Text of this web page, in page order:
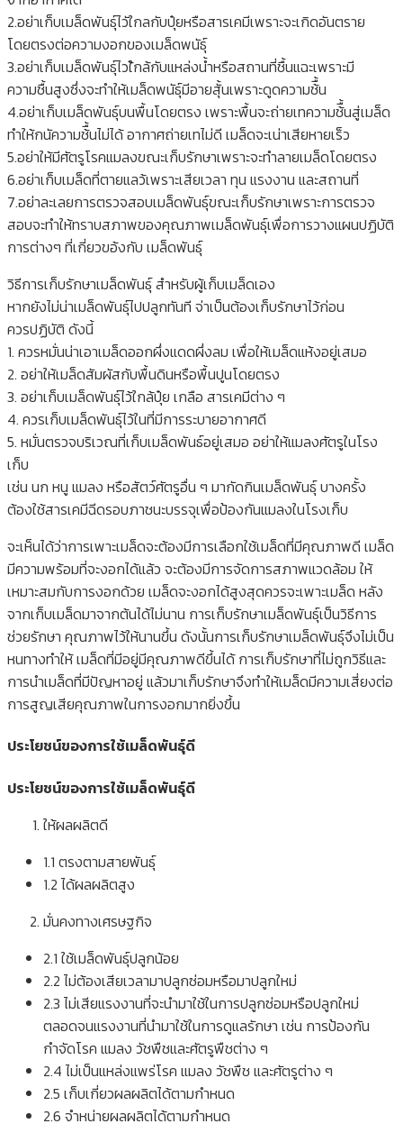
2.อย่าเก็บเมล็ดพันธุ์ไวัใกลกับปุ๋ยหรือสารเคมีเพราะจะเกิดอันตราย
โดยตรงต่อความงอกของเมล็ดพนัธุ์
3.อย่าเก็บเมล็ดพันธุ์ไวใ้กล้กับแหล่งน้ำหรือสถานที่ชื้นแฉะเพราะมี
ความชื้นสูงซึ่งจะทำให้เมล็ดพนัธุ์มีอายสุั้นเพราะดูดความช้ื้น
4.อย่าเก็บเมล็ดพันธุ์บนพื้นโดยตรง เพราะพื้นจะถ่ายเทความช้ื้นสู่เมล็ด
ทำให้กนัความช้ื้นไม่ได้ อากาศถ่ายเทไม่ดี เมล็ดจะเน่าเสียหายเร็ว
5.อย่าให้มีศัตรูโรคแมลงขณะเก็บรักษาเพราะจะทำลายเมล็ดโดยตรง
6.อย่าเก็บเมล็ดที่ตายแลว้เพราะเสียเวลา ทุน แรงงาน และสถานที่
7.อย่าละเลยการตรวจสอบเมล็ดพันธุ์ขณะเก็บรักษาเพราะการตรวจ
สอบจะทำให้ทราบสภาพของคุณภาพเมล็ดพันธุ์เพื่อการวางแผนปฏิบัติ
การต่างๆ ที่เกี่ยวขอ้งกับ เมล็ดพันธุ์
วิธีการเก็บรักษาเมล็ดพันธุ์ สำหรับผู้เก็บเมล็ดเอง
หากยังไม่น่าเมล็ดพันธุ์ไปปลูกทันที จ่าเป็นต้องเก็บรักษาไว้ก่อน
ควรปฏิบัติ ดังนี้
1. ควรหมั่นน่าเอาเมล็ดออกผึ่งแดดผึ่งลม เพื่อให้เมล็ดแห้งอยู่เสมอ
2. อย่าให้เมล็ดสัมผัสกับพื้นดินหรือพื้นปูนโดยตรง
3. อย่าเก็บเมล็ดพันธุ์ไว้ใกล้ปุ๋ย เกลือ สารเคมีต่าง ๆ
4. ควรเก็บเมล็ดพันธุ์ไว้ในที่มีการระบายอากาศดี
5. หมั่นตรวจบริเวณที่เก็บเมล็ดพันธ์อยู่เสมอ อย่าให้แมลงศัตรูในโรง
เก็บ
เช่น นก หนู แมลง หรือสัตว์ศัตรูอื่น ๆ มากัดกินเมล็ดพันธุ์ บางครั้ง
ต้องใช้สารเคมีฉีดรอบภาชนะบรรจุเพื่อป้องกันแมลงในโรงเก็บ
จะเห็นได้ว่าการเพาะเมล็ดจะต้องมีการเลือกใช้เมล็ดที่มีคุณภาพดี เมล็ด
มีความพร้อมที่จะงอกได้แล้ว จะต้องมีการจัดการสภาพแวดล้อม ให้
เหมาะสมกับการงอกด้วย เมล็ดจะงอกได้สูงสุดควรจะเพาะเมล็ด หลัง
จากเก็บเมล็ดมาจากต้นได้ไม่นาน การเก็บรักษาเมล็ดพันธุ์เป็นวิธีการ
ช่วยรักษา คุณภาพไว้ให้นานขึ้น ดังนั้นการเก็บรักษาเมล็ดพันธุ์จึงไม่เป็น
หนทางทำให้ เมล็ดที่มีอยู่มีคุณภาพดีขึ้นได้ การเก็บรักษาที่ไม่ถูกวิธีและ
การนำเมล็ดที่มีปัญหาอยู่ แล้วมาเก็บรักษาจึงทำให้เมล็ดมีความเสี่ยงต่อ
การสูญเสียคุณภาพในการงอกมากยิ่งขึ้น
ประโยชน์ของการใช้เมล็ดพันธุ์ดี
ประโยชน์ของการใช้เมล็ดพันธุ์ดี
ให้ผลผลิตดี
1.1 ตรงตามสายพันธุ์
1.2 ได้ผลผลิตสูง
มั่นคงทางเศรษฐกิจ
2.1 ใช้เมล็ดพันธุ์ปลูกน้อย
2.2 ไม่ต้องเสียเวลามาปลูกซ่อมหรือมาปลูกใหม่
2.3 ไม่เสียแรงงานที่จะนำมาใช้ในการปลูกซ่อมหรือปลูกใหม่
ตลอดจนแรงงานที่นำมาใช้ในการดูแลรักษา เช่น การป้องกัน
กำจัดโรค แมลง วัชพืชและศัตรูพืชต่าง ๆ
2.4 ไม่เป็นแหล่งแพร่โรค แมลง วัชพืช และศัตรูต่าง ๆ
2.5 เก็บเกี่ยวผลผลิตได้ตามกำหนด
2.6 จำหน่ายผลผลิตได้ตามกำหนด